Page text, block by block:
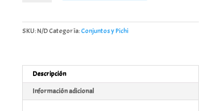
Calamaro
años
|
100%
SKU:N/DCategoría:Conjuntos y Pichi
Descripción
Información adicional